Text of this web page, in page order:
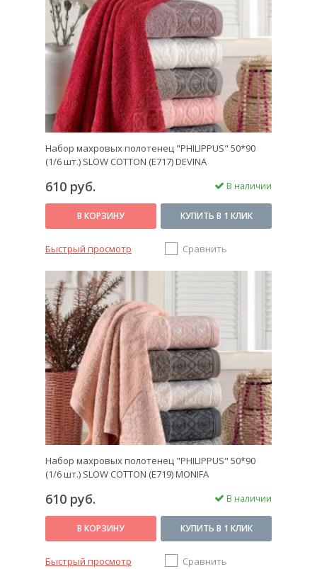
Набор махровых полотенец "PHILIPPUS" 50*90
(1/6 шт.) SLOW COTTON (E717) DEVINA
610 руб. В наличии
В КОРЗИНУ КУПИТЬ В 1 КЛИК
Быстрый просмотр Сравнить
Набор махровых полотенец "PHILIPPUS" 50*90
(1/6 шт.) SLOW COTTON (E719) MONIFA
610 руб. В наличии
В КОРЗИНУ КУПИТЬ В 1 КЛИК
Быстрый просмотр Сравнить